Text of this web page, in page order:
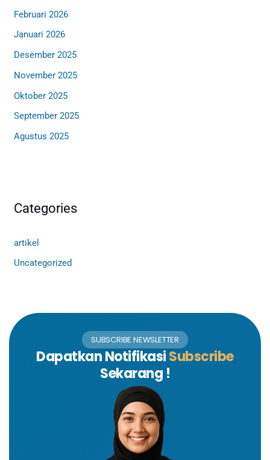
Februari 2026
Januari 2026
Desember 2025
November 2025
Oktober 2025
September 2025
Agustus 2025
Categories
artikel
Uncategorized
SUBSCRIBE NEWSLETTER
Dapatkan NotifikasiSubscribe
Sekarang !